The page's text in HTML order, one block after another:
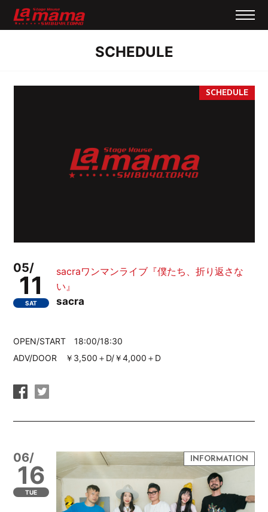
SCHEDULE
05/
11
SAT
sacraワンマンライブ『僕たち、折り返さな
い』
sacra
OPEN/START 18:00/18:30
ADV/DOOR ￥3,500＋D/￥4,000＋D
06/
16
TUE